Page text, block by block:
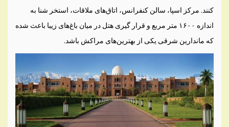
کنند. مرکز اسپا، سالن کنفرانس، اتاق‌های ملاقات، استخر شنا به
اندازه ۱۶۰۰ متر مربع و قرار گیری هتل در میان باغ‌های زیبا باعث شده
که ماندارین شرقی یکی از بهترین‌های مراکش باشد.